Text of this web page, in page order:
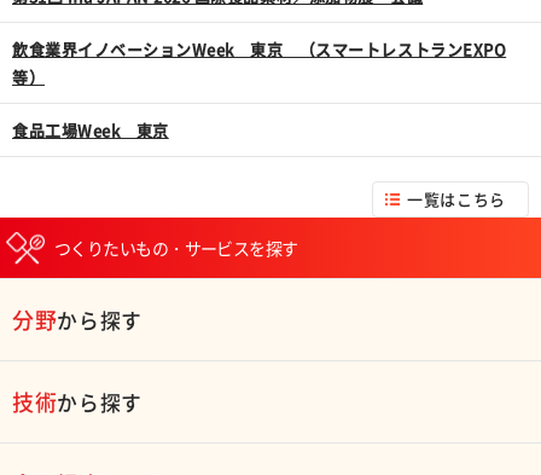
飲食業界イノベーションWeek 東京 （スマートレストランEXPO
等）
食品工場Week 東京
一覧はこちら
つくりたいもの・サービスを探す
分野から探す
技術から探す